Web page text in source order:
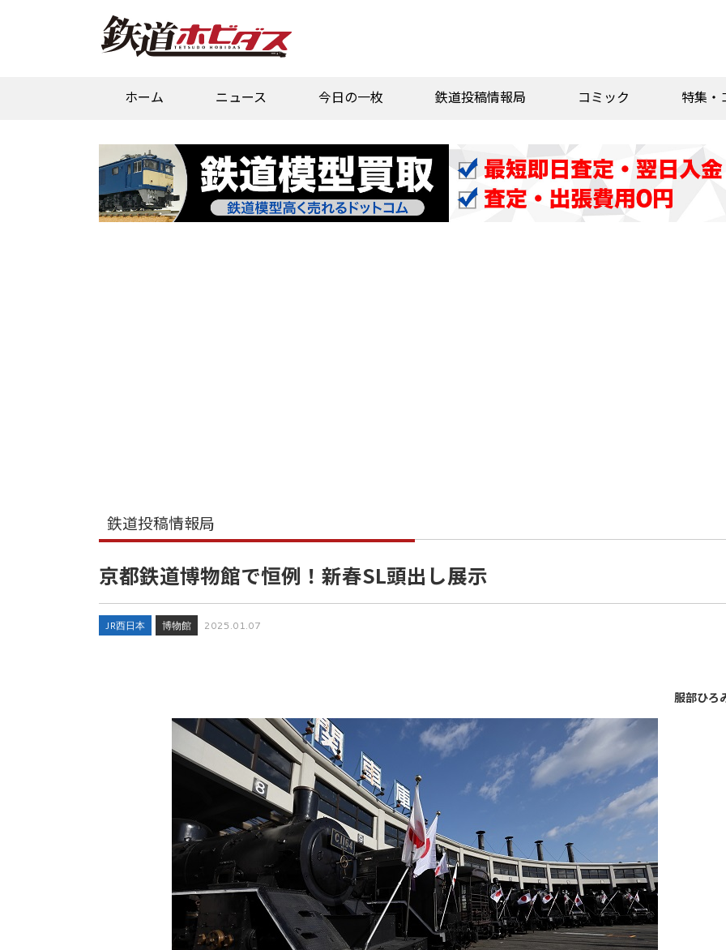
ホーム ニュース 今日の一枚 鉄道投稿情報局 コミック 特集・
鉄道投稿情報局
京都鉄道博物館で恒例！新春SL頭出し展示
JR西日本 博物館 2025.01.07
服部ひろ